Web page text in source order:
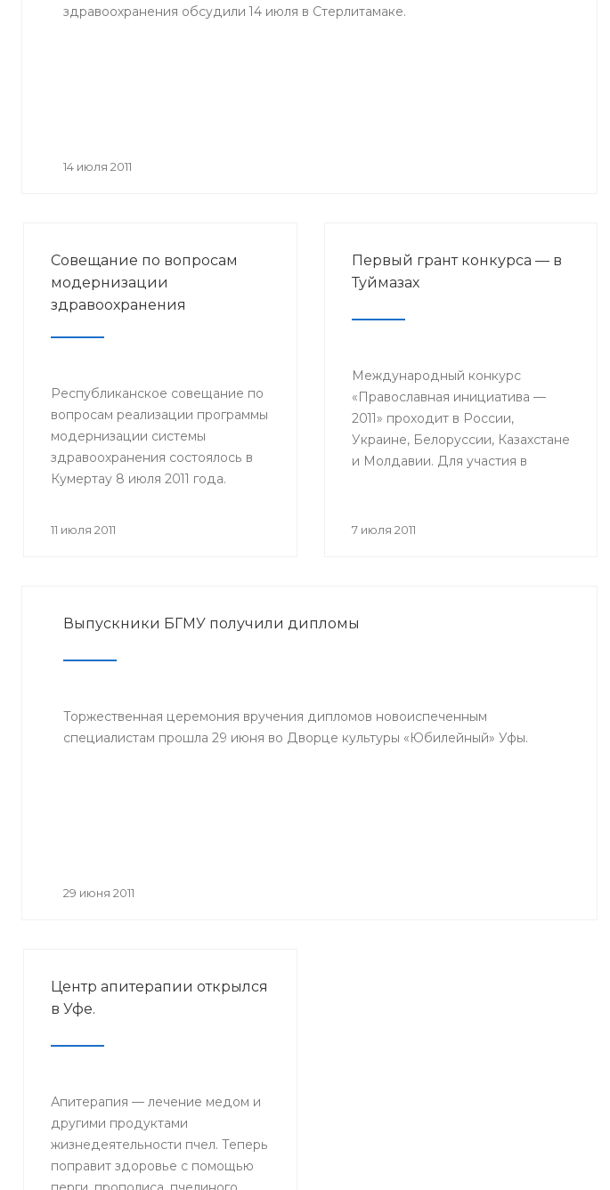
здравоохранения обсудили 14 июля в Стерлитамаке.
14 июля 2011
Совещание по вопросам
модернизации
здравоохранения
Республиканское совещание по
вопросам реализации программы
модернизации системы
здравоохранения состоялось в
Кумертау 8 июля 2011 года.
Мелеузовского, Зианчуринского,
11 июля 2011
Первый грант конкурса — в
Туймазах
Международный конкурс
«Православная инициатива —
2011» проходит в России,
Украине, Белоруссии, Казахстане
и Молдавии. Для участия в
программ, с помощью которых
7 июля 2011
Выпускники БГМУ получили дипломы
Торжественная церемония вручения дипломов новоиспеченным
специалистам прошла 29 июня во Дворце культуры «Юбилейный» Уфы.
29 июня 2011
Центр апитерапии открылся
в Уфе.
Апитерапия — лечение медом и
другими продуктами
жизнедеятельности пчел. Теперь
поправит здоровье с помощью